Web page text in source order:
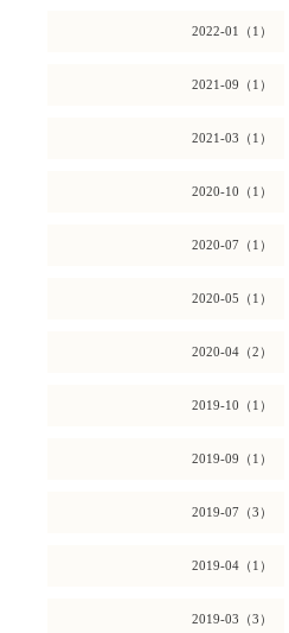
2022-01（1）
2021-09（1）
2021-03（1）
2020-10（1）
2020-07（1）
2020-05（1）
2020-04（2）
2019-10（1）
2019-09（1）
2019-07（3）
2019-04（1）
2019-03（3）